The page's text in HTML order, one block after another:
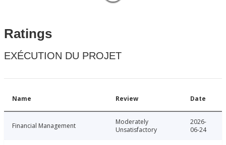
Ratings
EXÉCUTION DU PROJET
Name Review Date
Financial Management
Moderately
Unsatisfactory
2026-
06-24